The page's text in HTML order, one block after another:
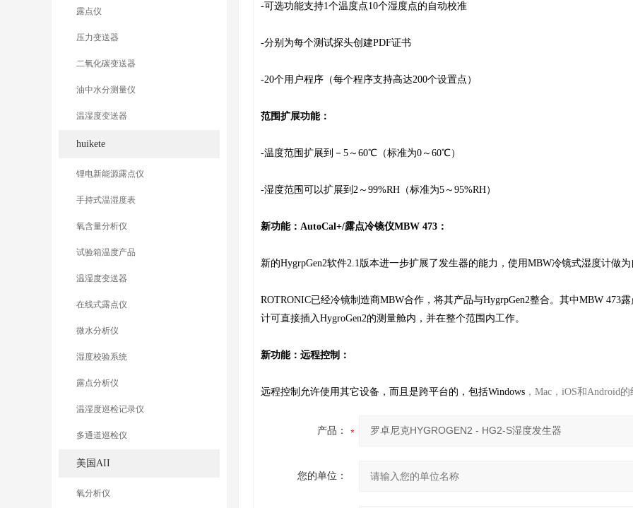
露点仪
压力变送器
二氧化碳变送器
油中水分测量仪
温湿度变送器
huikete
锂电新能源露点仪
手持式温湿度表
氧含量分析仪
试验箱温度产品
温湿度变送器
在线式露点仪
微水分析仪
湿度校验系统
露点分析仪
温湿度巡检记录仪
多通道巡检仪
美国AII
氧分析仪
-可选功能支持1个温度点10个湿度点的自动校准
-分别为每个测试探头创建PDF证书
-20个用户程序（每个程序支持高达200个设置点）
范围扩展功能：
-温度范围扩展到－5～60℃（标准为0～60℃）
-湿度范围可以扩展到2～99%RH（标准为5～95%RH）
新功能：AutoCal+/露点冷镜仪MBW 473：
新的HygrpGen2软件2.1版本进一步扩展了发生器的能力，使用MBW冷镜式湿度计做为
ROTRONIC已经冷镜制造商MBW合作，将其产品与HygrpGen2整合。其中MBW 473
计可直接插入HygroGen2的测量舱内，并在整个范围内工作。
新功能：远程控制：
远程控制允许使用其它设备，而且是跨平台的，包括Windows ，Mac，iOS和Android
产品：
您的单位：